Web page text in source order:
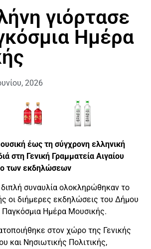
γιόρτασε
Ημέρα
2026
έως τη σύγχρονη ελληνική
στη Γενική Γραμματεία Αιγαίου
των εκδηλώσεων
συναυλία ολοκληρώθηκαν το
οι διήμερες εκδηλώσεις του Δήμου
Παγκόσμια Ημέρα Μουσικής.
στον χώρο της Γενικής
και Νησιωτικής Πολιτικής,